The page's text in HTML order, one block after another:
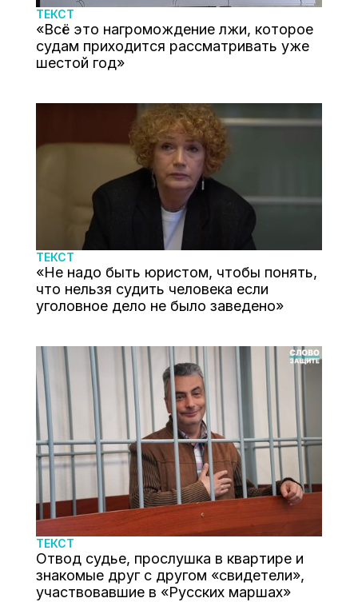
ТЕКСТ
«Всё это нагромождение лжи, которое
судам приходится рассматривать уже
шестой год»
ТЕКСТ
«Не надо быть юристом, чтобы понять,
что нельзя судить человека если
уголовное дело не было заведено»
ТЕКСТ
Отвод судье, прослушка в квартире и
знакомые друг с другом «свидетели»,
участвовавшие в «Русских маршах»